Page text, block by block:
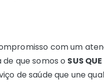
com um
que somos o SUS
de saúde que une